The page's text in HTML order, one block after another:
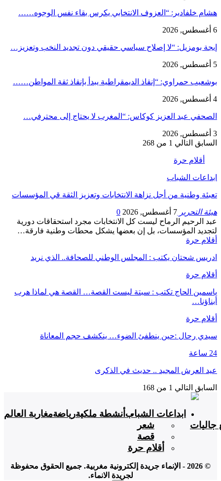
هشام خلفادير: “العزوف الانتخابي يكرس بقاء نفس الوجوه……
6 أغسطس, 2026
إيجة بومزيل: “لا إصلاح سياسي حقيقي دون تجديد النخب وتعزيز…
5 أغسطس, 2026
بوشعيب حمراوي: “إنقاذ الديمقراطية يبدأ بإنقاذ ثقة المواطن……
4 أغسطس, 2026
الصحفي عبد العزيز كوكاس: “المغرب لا يحتاج إلى محترفي…
3 أغسطس, 2026
السابق التالي 1 من 268
أقلام حرة
ابداعات الشباب
تعبئة وطنية من أجل نزاهة الانتخابات وتعزيز الثقة قي المؤسسات
هيئة التحرير 7 أغسطس, 2026
0
عبد الرحيم الرماح ليست كل الانتخابات مجرد استحقاقات دورية
لتجديد المؤسسات، بل إن بعضها يشكل محطات وطنية فارقة…
أقلام حرة
ادريس شحتان يكتب : المجلس الوطني للصحافة.. الذي نريد
أقلام حرة
ياسمين الحاج تكتب : سبتة ليست القصة… القصة هي لماذا هرب
أبناؤنا…
أقلام حرة
سيدي رحال :حين ينطفئ الضوء… ينكشف حجم المعاناة
24 ساعة
عيد العرش المجيد .. حديث في الذكرى
السابق التالي 1 من 168
جاليات
ابداعات الشباب
شعر
قصة
أقلام حرة
أنشطة ملكيةرياضةمغاربة العالم
© 2026 - الإنماء جريدة إلكترونية مغربية. جميع الحقوق محفوظة
لجريدة الانماء.